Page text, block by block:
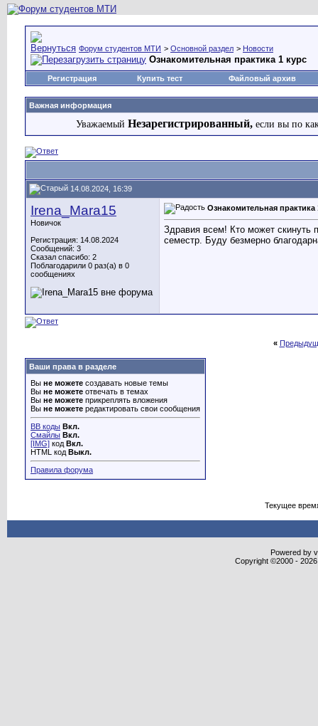
Форум студентов МТИ > Основной раздел > Новости
Ознакомительная практика 1 курс
Регистрация Купить тест Файловый архив
Важная информация
Уважаемый Незарегистрированный, если вы по
14.08.2024, 16:39
Irena_Mara15
Новичок
Регистрация: 14.08.2024
Сообщений: 3
Сказал спасибо: 2
Поблагодарили 0 раз(а) в 0
сообщениях
Ознакомительная практика
Здравия всем! Кто может скинуть
семестр. Буду безмерно
«
Ваши права в разделе
Вы не можете создавать новые темы
Вы не можете отвечать в темах
Вы не можете прикреплять вложения
Вы не можете редактировать свои сообщения
BB коды Вкл.
Смайлы Вкл.
[IMG] код Вкл.
HTML код Выкл.
Правила форума
Текущее
Powered by
Copyright ©2000 -